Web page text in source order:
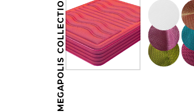
MEGAPOLIS COLLECTION